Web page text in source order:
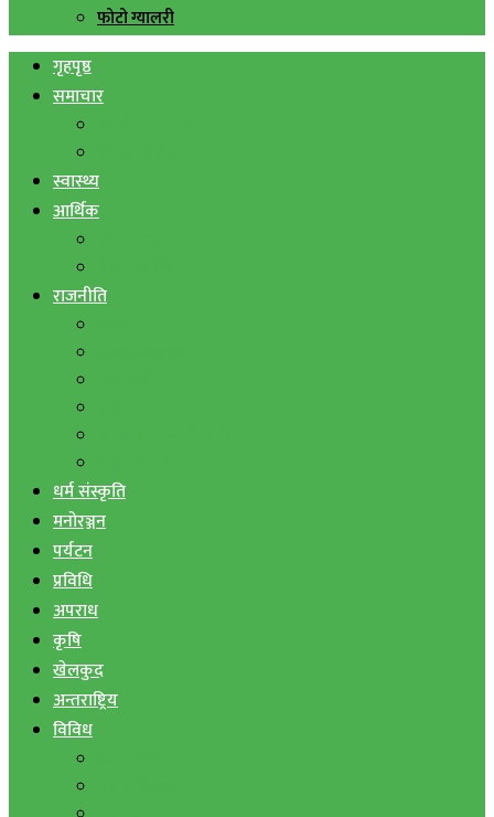
फोटो ग्यालरी
गृहपृष्ठ
समाचार
स्वास्थ्य
आर्थिक
राजनीति
धर्म संस्कृति
मनोरञ्जन
पर्यटन
प्रविधि
अपराध
कृषि
खेलकुद
अन्तराष्ट्रिय
विविध